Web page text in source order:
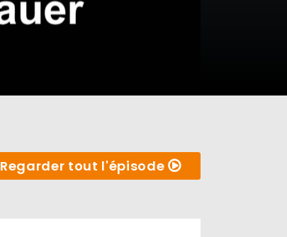
Regarder tout l'épisode